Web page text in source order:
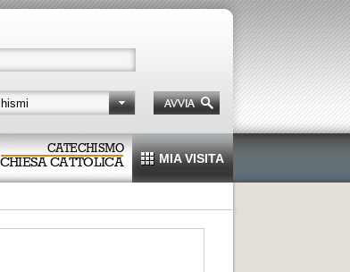
CATECHISMO
CHIESA CATTOLICA MIA VISITA